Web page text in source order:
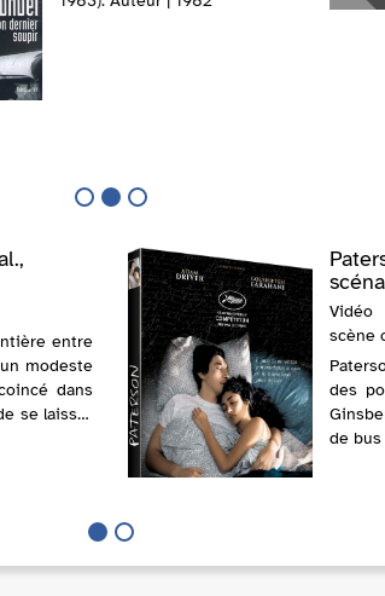
entre
modeste
dans
se laisser
Vidéo
scène
des
de